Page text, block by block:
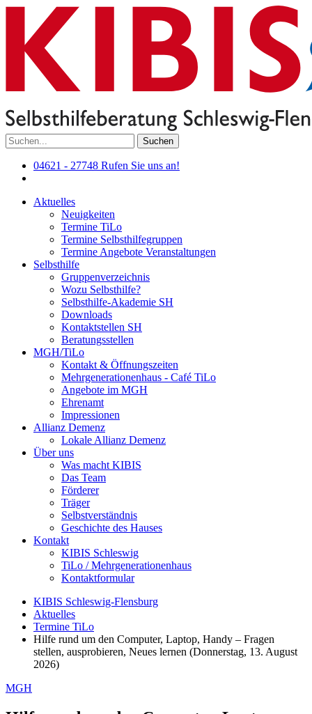
Suchen
04621 - 27748 Rufen Sie uns an!
Aktuelles
Neuigkeiten
Termine TiLo
Termine Selbsthilfegruppen
Termine Angebote Veranstaltungen
Selbsthilfe
Gruppenverzeichnis
Wozu Selbsthilfe?
Selbsthilfe-Akademie SH
Downloads
Kontaktstellen SH
Beratungsstellen
MGH/TiLo
Kontakt & Öffnungszeiten
Mehrgenerationenhaus - Café TiLo
Angebote im MGH
Ehrenamt
Impressionen
Allianz Demenz
Lokale Allianz Demenz
Über uns
Was macht KIBIS
Das Team
Förderer
Träger
Selbstverständnis
Geschichte des Hauses
Kontakt
KIBIS Schleswig
TiLo / Mehrgenerationenhaus
Kontaktformular
KIBIS Schleswig-Flensburg
Aktuelles
Termine TiLo
Hilfe rund um den Computer, Laptop, Handy – Fragen
stellen, ausprobieren, Neues lernen (Donnerstag, 13. August
2026)
MGH